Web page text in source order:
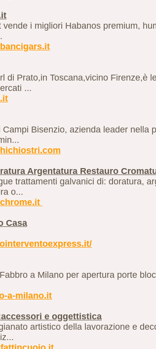
i migliori Habanos premium,
di Prato,in Toscana,vicino Firenze,è
...
Bisenzio, azienda leader nella
Argentatura Restauro
trattamenti galvanici di: doratura,
o...
Casa
a Milano per apertura porte
a-milano.it
e oggettistica
artistico della lavorazione e